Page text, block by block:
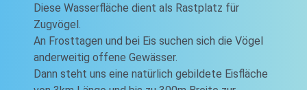
Diese Wasserfläche dient als Rastplatz für
Zugvögel.
An Frosttagen und bei Eis suchen sich die Vögel
anderweitig offene Gewässer.
Dann steht uns eine natürlich gebildete Eisfläche